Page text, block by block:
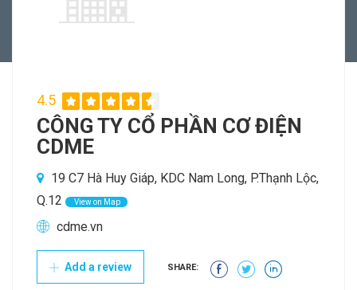
4.5
CÔNG TY CỔ PHẦN CƠ ĐIỆN
CDME
19 C7 Hà Huy Giáp, KDC Nam Long, P.Thạnh Lộc,
Q.12
View on Map
cdme.vn
Add a review SHARE: